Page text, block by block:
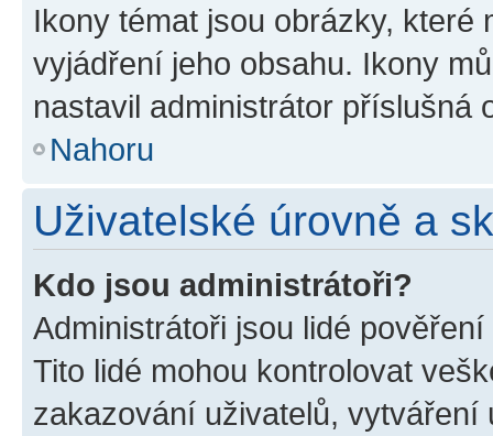
Ikony témat jsou obrázky,
vyjádření jeho obsahu. Ikony
nastavil administrátor příslušná
Nahoru
Uživatelské úrovně a
Kdo jsou administrátoři?
Administrátoři jsou lidé
Tito lidé mohou kontrolovat
zakazování uživatelů,